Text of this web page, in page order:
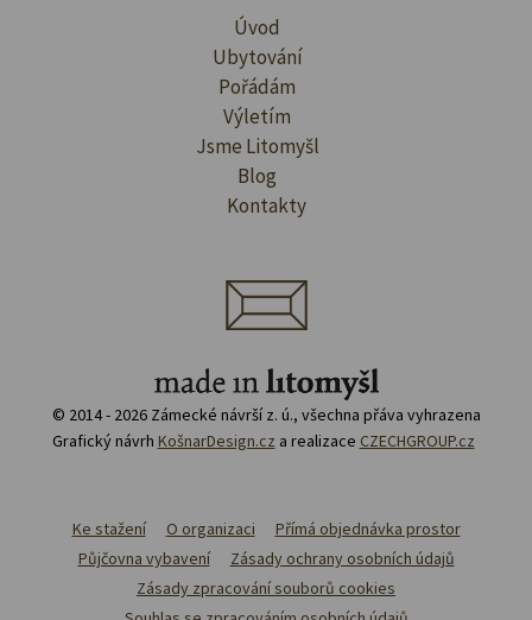
Úvod
Ubytování
Pořádám
Výletím
Jsme Litomyšl
Blog
Kontakty
© 2014 - 2026 Zámecké návrší z. ú., všechna přáva vyhrazena
Grafický návrh KošnarDesign.cz a realizace CZECHGROUP.cz
Ke stažení O organizaci
Přímá objednávka prostor
Půjčovna vybavení
Zásady ochrany osobních údajů
Zásady zpracování souborů cookies